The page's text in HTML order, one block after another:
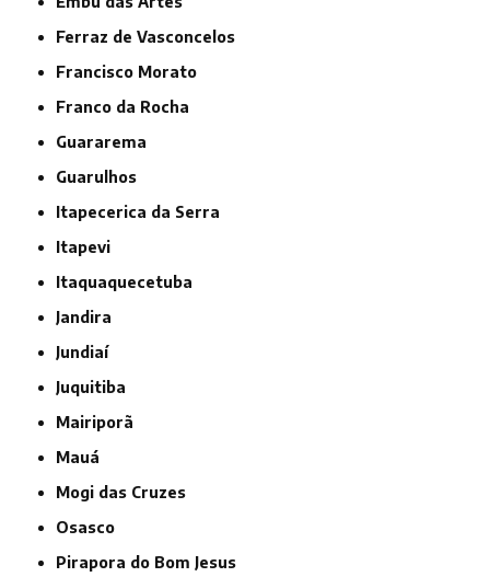
Ferraz de Vasconcelos
Francisco Morato
Franco da Rocha
Guararema
Guarulhos
Itapecerica da Serra
Itapevi
Itaquaquecetuba
Jandira
Jundiaí
Juquitiba
Mairiporã
Mauá
Mogi das Cruzes
Osasco
Pirapora do Bom Jesus